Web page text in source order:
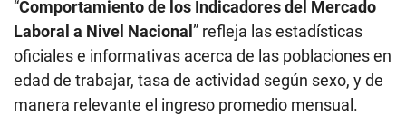
“Comportamiento de los Indicadores del Mercado
Laboral a Nivel Nacional ” refleja las estadísticas
oficiales e informativas acerca de las poblaciones en
edad de trabajar, tasa de actividad según sexo, y de
manera relevante el ingreso promedio mensual.